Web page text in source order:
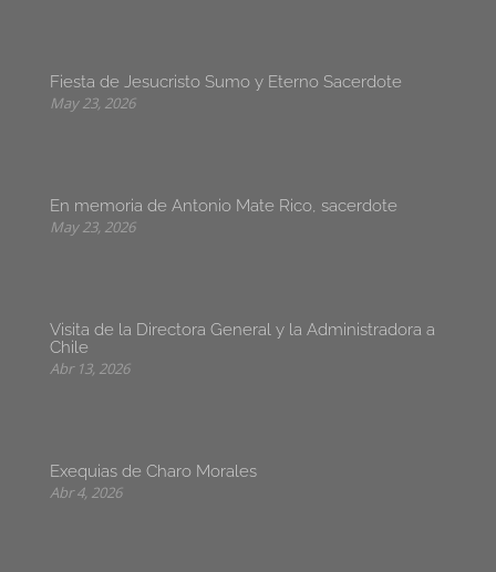
Fiesta de Jesucristo Sumo y Eterno Sacerdote
May 23, 2026
En memoria de Antonio Mate Rico, sacerdote
May 23, 2026
Visita de la Directora General y la Administradora a
Chile
Abr 13, 2026
Exequias de Charo Morales
Abr 4, 2026